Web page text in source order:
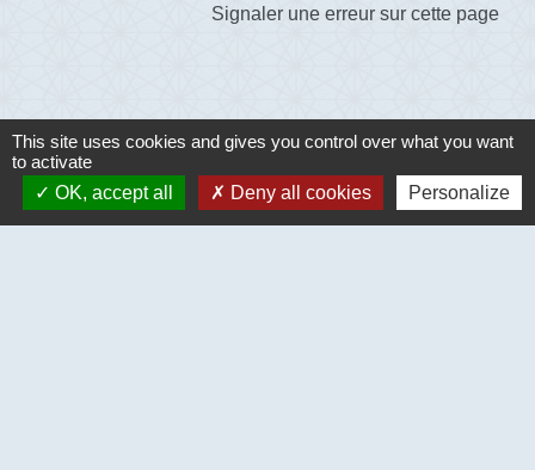
Signaler une erreur sur cette page
Commune de Ecouis
Mairie - 1 place de la mairie - BP 8
This site uses cookies and gives you control over what you want
to activate
OK, accept all
Deny all cookies Personalize